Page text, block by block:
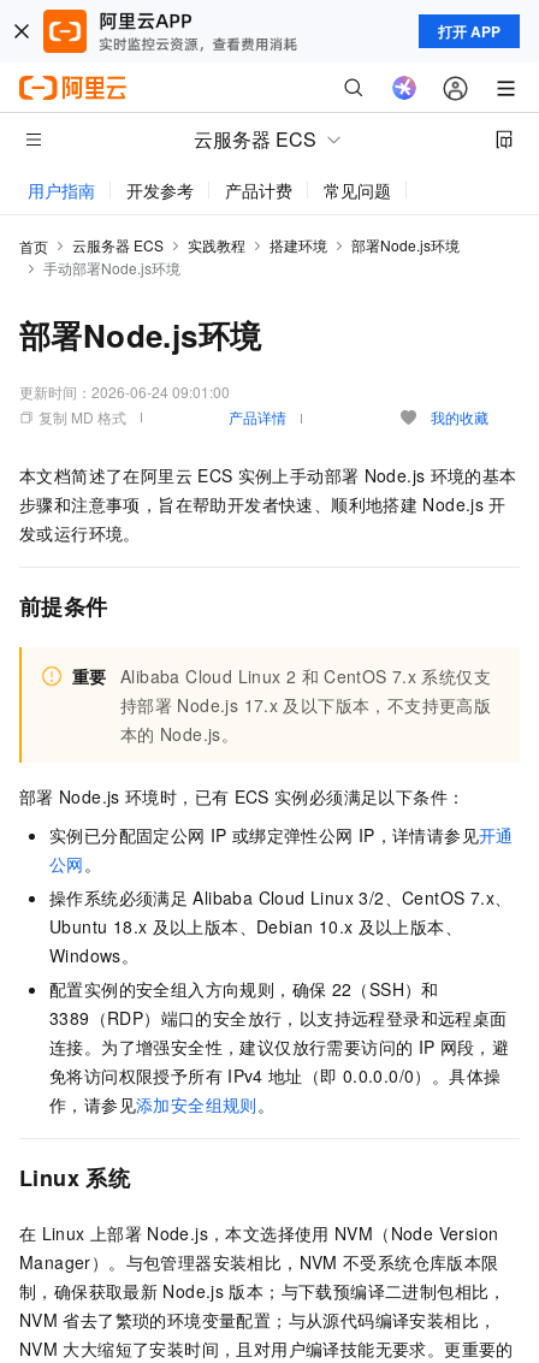
打开 APP
云服务器 ECS
用户指南 开发参考 产品计费 常见问题
首页 云服务器 ECS 实践教程 搭建环境
部署Node.js环境
手动部署Node.js环境
部署Node.js环境
更新时间： 2026-06-24 09:01:00
复制 MD 格式
产品详情 我的收藏
本文档简述了在阿里云 ECS 实例上手动部署 Node.js 环境的基本
步骤和注意事项，旨在帮助开发者快速、顺利地搭建 Node.js 开
发或运行环境。
前提条件
重要 Alibaba Cloud Linux 2 和 CentOS 7.x 系统仅支
持部署 Node.js 17.x 及以下版本，不支持更高版
本的 Node.js。
部署 Node.js 环境时，已有 ECS 实例必须满足以下条件：
实例已分配固定公网 IP 或绑定弹性公网 IP，详情请参见开通
公网。
操作系统必须满足 Alibaba Cloud Linux 3/2、CentOS 7.x、
Ubuntu 18.x 及以上版本、Debian 10.x 及以上版本、
Windows。
配置实例的安全组入方向规则，确保 22（SSH）和
3389（RDP）端口的安全放行，以支持远程登录和远程桌面
连接。为了增强安全性，建议仅放行需要访问的 IP 网段，避
免将访问权限授予所有 IPv4 地址（即 0.0.0.0/0）。具体操
作，请参见添加安全组规则。
Linux 系统
在 Linux 上部署 Node.js，本文选择使用 NVM（Node Version
Manager）。与包管理器安装相比，NVM 不受系统仓库版本限
制，确保获取最新 Node.js 版本；与下载预编译二进制包相比，
NVM 省去了繁琐的环境变量配置；与从源代码编译安装相比，
NVM 大大缩短了安装时间，且对用户编译技能无要求。更重要的